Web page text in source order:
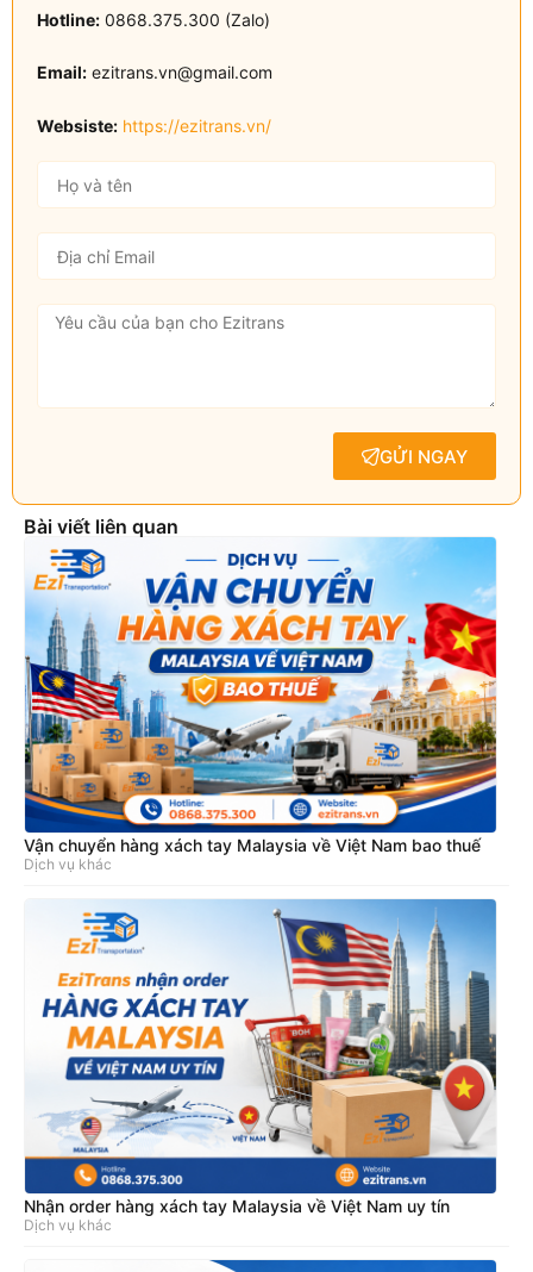
Hotline: 0868.375.300 (Zalo)
Email: ezitrans.vn@gmail.com
Websiste: https://ezitrans.vn/
GỬI NGAY
Bài viết liên quan
Vận chuyển hàng xách tay Malaysia về Việt Nam bao thuế
Dịch vụ khác
Nhận order hàng xách tay Malaysia về Việt Nam uy tín
Dịch vụ khác